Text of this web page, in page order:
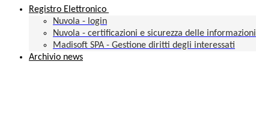
Registro Elettronico
Nuvola - login
Nuvola - certificazioni e sicurezza delle informazioni
Madisoft SPA - Gestione diritti degli interessati
Archivio news